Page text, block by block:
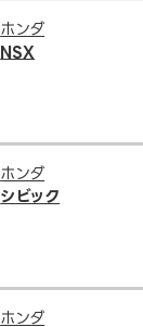
ホンダ
NSX
ホンダ
シビック
ホンダ